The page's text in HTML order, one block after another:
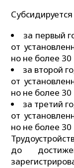
за первый
от
но не более
за второй
от
но не более
за третий
от
но не более
до